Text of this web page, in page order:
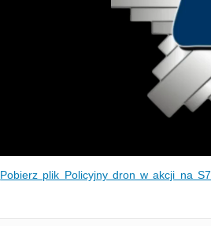
Pobierz plik Policyjny dron w akcji na S7